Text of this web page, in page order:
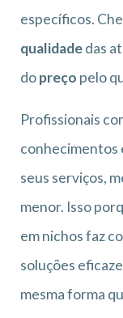
específicos.
qualidadedas
dopreço pelo
Profissionais
conhecimentos
seus serviços,
menor. Isso
em nichos faz
soluções
mesma forma